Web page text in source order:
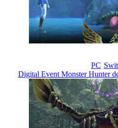
PC
Digital Event Monster Hunter